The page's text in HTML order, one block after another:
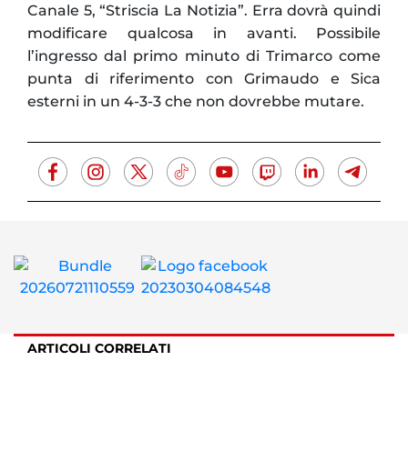
Canale 5, “Striscia La Notizia”. Erra dovrà quindi
modificare qualcosa in avanti. Possibile
l’ingresso dal primo minuto di Trimarco come
punta di riferimento con Grimaudo e Sica
esterni in un 4-3-3 che non dovrebbe mutare.
ARTICOLI CORRELATI